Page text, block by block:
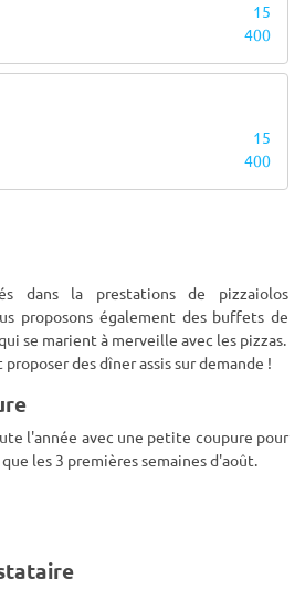
15
400
15
400
dans la prestations de pizzaiolos
proposons également des buffets de
se marient à merveille avec les pizzas.
des dîner assis sur demande !
l'année avec une petite coupure pour
les 3 premières semaines d'août.